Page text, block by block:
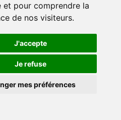
et pour comprendre la
de nos visiteurs.
J'accepte
Je refuse
mes préférences